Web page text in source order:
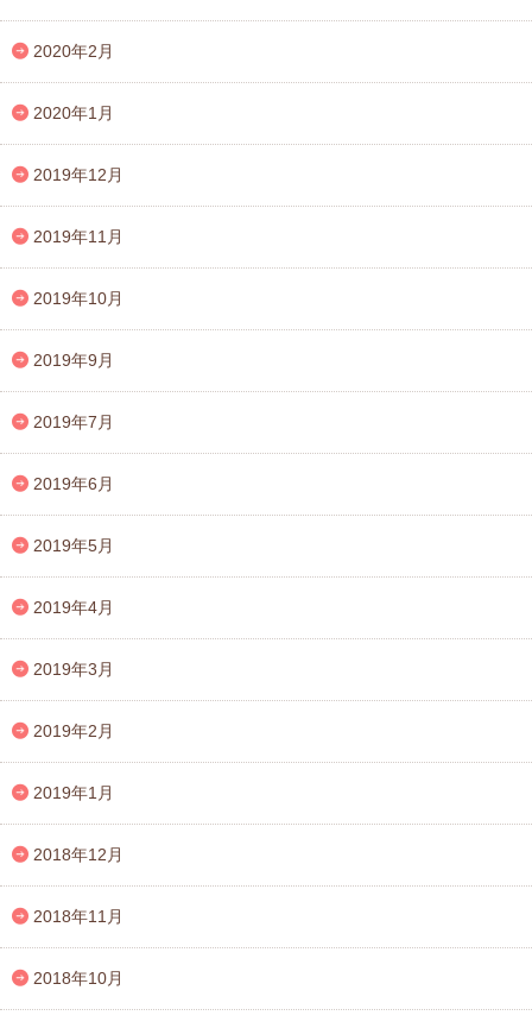
2020年2月
2020年1月
2019年12月
2019年11月
2019年10月
2019年9月
2019年7月
2019年6月
2019年5月
2019年4月
2019年3月
2019年2月
2019年1月
2018年12月
2018年11月
2018年10月